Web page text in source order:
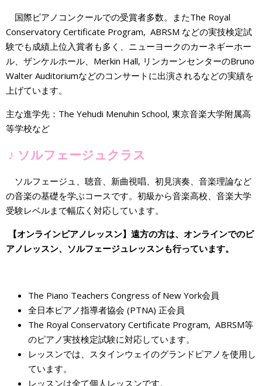
国際ピアノコンクールでの受賞者多数。またThe Royal
Conservatory Certificate Program, ABRSM などの実技検定試
験でも成績上位入賞者も多く、ニューヨークのカーネギーホー
ル、ザンケルホール、Merkin Hall, リンカーンセンターのBruno
Walter Auditoriumなどのコンサートに出演されるなどの実績を
上げています。
主な進学先：The Yehudi Menuhin School, 東京音楽大学附属高
等学校など
♪ ソルフェージュクラス
ソルフェージュ、聴音、新曲視唱、初見演奏、音楽理論など
の音楽の基礎を学ぶコースです。初級から音楽高校、音楽大学
受験レベルまで幅広く対応しています。
【オンラインピアノレッスン】遠方の方は、オンラインでのピ
アノレッスン、ソルフェージュレッスンも行っています。
The Piano Teachers Congress of New York会員
全日本ピアノ指導者協会 (PTNA) 正会員
The Royal Conservatory Certificate Program, ABRSM等
のピアノ実技検定試験に対応しています。
レッスンでは、スタインウェイのグランドピアノを使用し
ています。
レッスンは全て個人レッスンです。